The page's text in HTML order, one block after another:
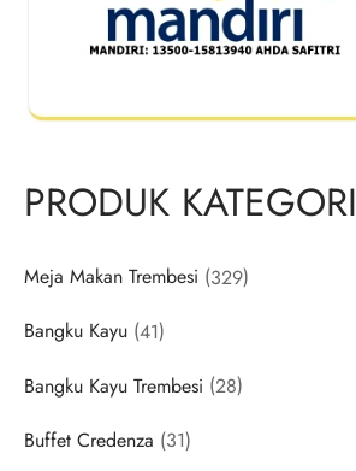
PRODUK KATEGORI
Meja Makan Trembesi 329329
Bangku Kayu 4141
Bangku Kayu Trembesi 2828
Buffet Credenza 3131